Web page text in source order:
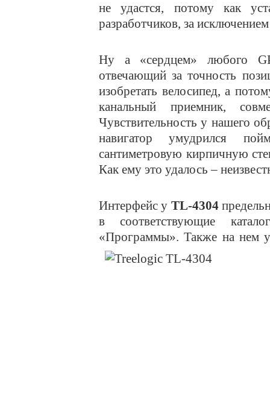
не удастся, потому как
разработчиков, за
Ну а «сердцем» любого
отвечающий за точность
изобретать велосипед, а
канальный приемник,
Чувствительность у нашего
навигатор умудрился
сантиметровую кирпичную
Как ему это удалось –
Интерфейс у TL-4304
в соответствующие
«Программы». Также на нем